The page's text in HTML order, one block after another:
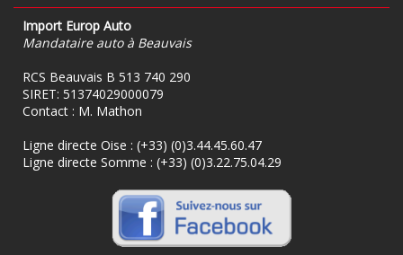
Import Europ Auto
Mandataire auto à Beauvais
RCS Beauvais B 513 740 290
SIRET: 51374029000079
Contact : M. Mathon
Ligne directe Oise : (+33) (0)3.44.45.60.47
Ligne directe Somme : (+33) (0)3.22.75.04.29